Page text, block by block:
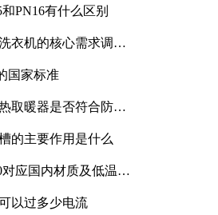
PN16有什么区别
衣机的核心需求调研
国家标准
取暖器是否符合防爆
的主要作用是什么
对应国内材质及低温冲
以过多少电流